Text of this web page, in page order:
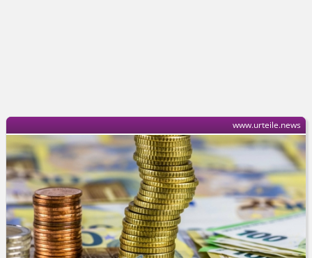
www.urteile.news